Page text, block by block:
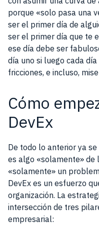
porque «solo pasa una
ser el primer día de
ser el primer día que te
ese día debe ser
día uno si luego cada
fricciones, e incluso,
Cómo
DevEx
De todo lo anterior ya
es algo «solamente» de
«solamente» un
DevEx es un esfuerzo
organización. La
intersección de tres
empresarial: